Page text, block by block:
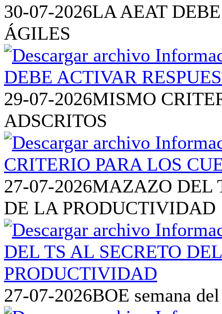
30-07-2026LA AEAT
ÁGILES
29-07-2026MISMO
ADSCRITOS
27-07-2026MAZAZO DEL
DE LA PRODUCTIVIDAD
27-07-2026BOE semana